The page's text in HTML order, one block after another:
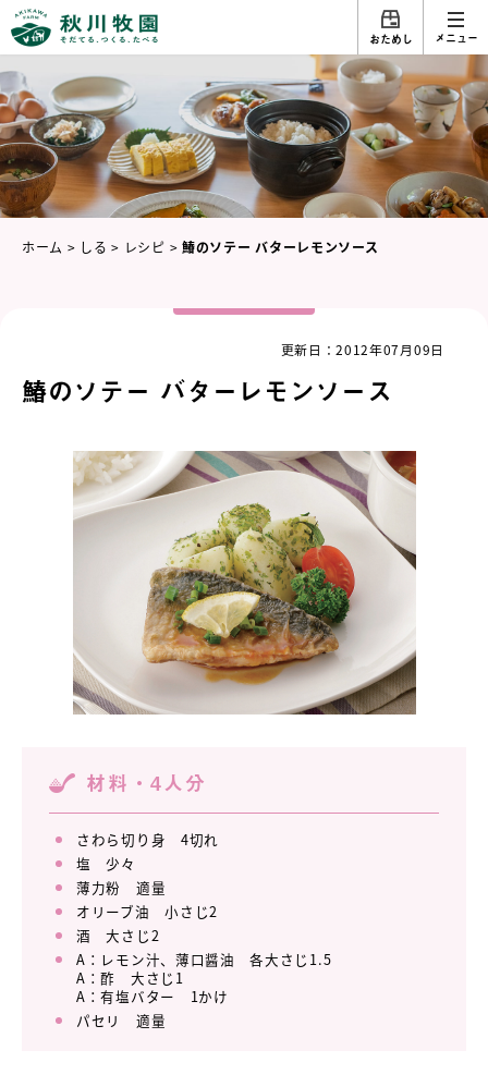
おためし メニュー
ホーム > しる > レシピ > 鰆のソテー バターレモンソース
更新日：2012年07月09日
鰆のソテー バターレモンソース
材料・4人分
さわら切り身 4切れ
塩 少々
薄力粉 適量
オリーブ油 小さじ2
酒 大さじ2
A：レモン汁、薄口醤油 各大さじ1.5
A：酢 大さじ1
A：有塩バター 1かけ
パセリ 適量